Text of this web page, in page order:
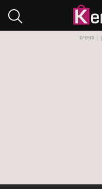
| סניפים